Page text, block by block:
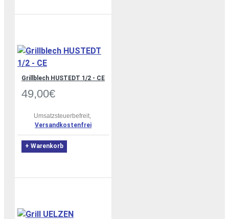
Grillblech HUSTEDT 1/2 - CE
49,00€
Umsatzsteuerbefreit,
Versandkostenfrei
+ Warenkorb